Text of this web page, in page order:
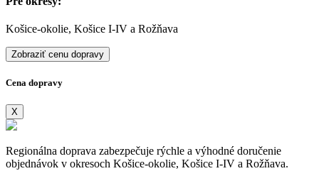
Košice-okolie, Košice I-IV a Rožňava
Zobraziť cenu dopravy
Cena dopravy
X
Regionálna doprava zabezpečuje rýchle a výhodné doručenie
objednávok v okresoch Košice-okolie, Košice I-IV a Rožňava.